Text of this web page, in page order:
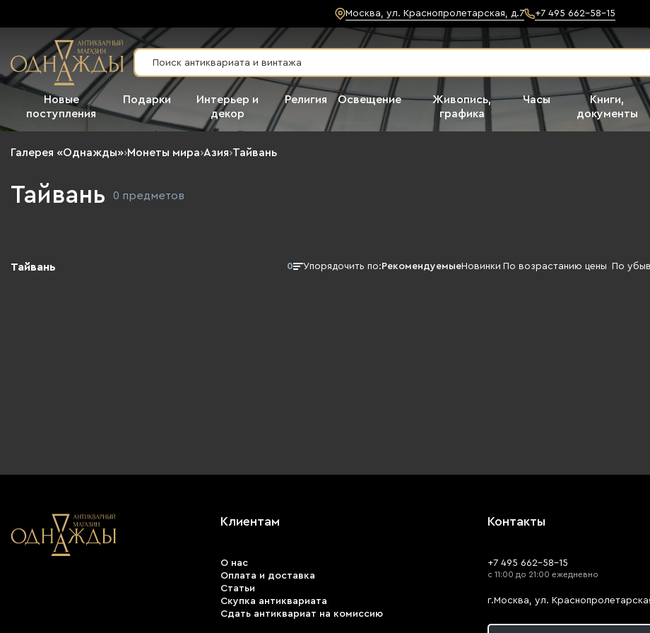
Москва, ул. Краснопролетарская, д.7 +7 495 662-58-15
Новые
поступления
Подарки
Интерьер и
декор
Религия Освещение
Живопись,
графика
Часы
Книги,
документы
Галерея «Однажды»›Монеты мира›Азия›Тайвань
Тайвань 0 предметов
Тайвань 0 Упорядочить по: РекомендуемыеНовинки По возрастанию цены По
Клиентам
О нас
Оплата и доставка
Статьи
Скупка антиквариата
Сдать антиквариат на комиссию
Контакты
+7 495 662-58-15
с 11:00 до 21:00 ежедневно
г.Москва, ул.